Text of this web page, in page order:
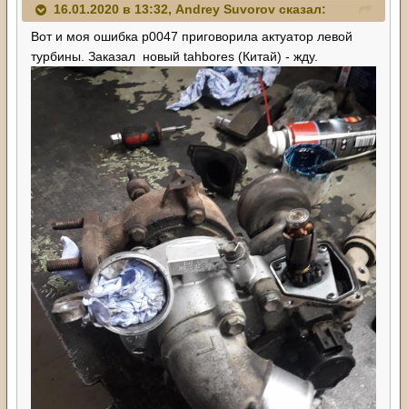
16.01.2020 в 13:32, Andrey Suvorov сказал:
Вот и моя ошибка p0047 приговорила актуатор левой
турбины. Заказал новый tahbores (Китай) - жду.